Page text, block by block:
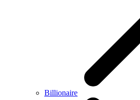
Billionaire